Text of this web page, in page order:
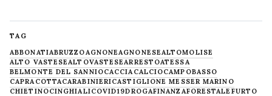
TAG
ABBONATIABRUZZOAGNONEAGNONESEALTOMOLISE
ALTO VASTESEALTOVASTESEARRESTOATESSA
BELMONTE DEL SANNIOCACCIACALCIOCAMPOBASSO
CAPRACOTTACARABINIERICASTIGLIONE MESSER MARINO
CHIETINOCINGHIALICOVID19DROGAFINANZAFORESTALE FURTO